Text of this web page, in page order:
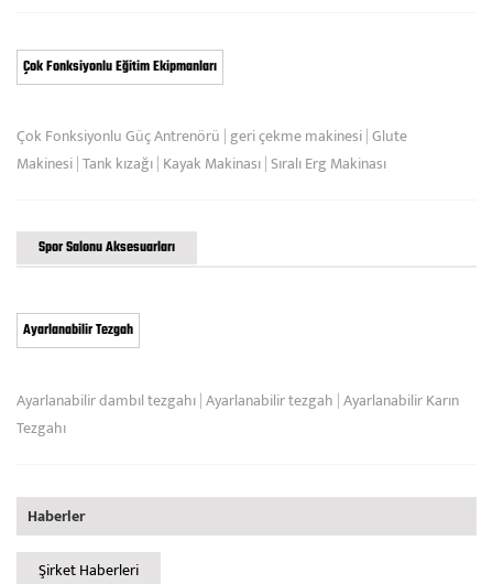
Çok Fonksiyonlu Eğitim Ekipmanları
Çok Fonksiyonlu Güç Antrenörü |geri çekme makinesi|Glute
Makinesi|Tank kızağı| Kayak Makinası|Sıralı Erg Makinası
Spor Salonu Aksesuarları
Ayarlanabilir Tezgah
Ayarlanabilir dambıl tezgahı|Ayarlanabilir tezgah |Ayarlanabilir Karın
Tezgahı
Haberler
Şirket Haberleri